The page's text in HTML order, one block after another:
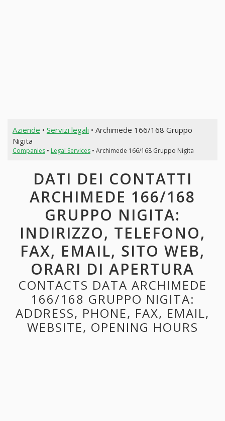
Aziende • Servizi legali • Archimede 166/168 Gruppo
Nigita
Companies• Legal Services• Archimede 166/168 Gruppo Nigita
DATI DEI CONTATTI
ARCHIMEDE 166/168
GRUPPO NIGITA:
INDIRIZZO, TELEFONO,
FAX, EMAIL, SITO WEB,
ORARI DI APERTURA
CONTACTS DATA ARCHIMEDE
166/168 GRUPPO NIGITA:
ADDRESS, PHONE, FAX, EMAIL,
WEBSITE, OPENING HOURS